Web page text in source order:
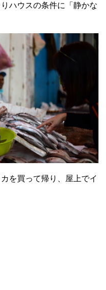
ハウスの条件に「静かな
を買って帰り、屋上でイ